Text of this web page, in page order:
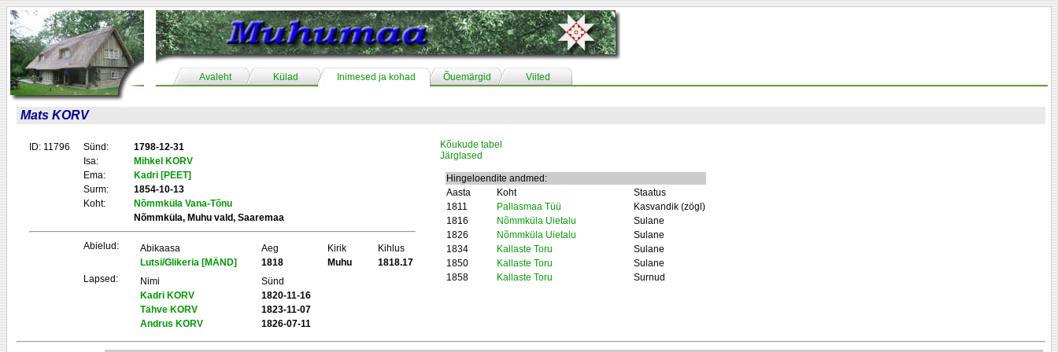
Avaleht Külad Inimesed ja kohad Õuemärgid Viited
Mats KORV
ID: 11796 Sünd:
1798-12-31
Isa:
Mihkel KORV
Ema:
Kadri [PEET]
Surm:
1854-10-13
Koht:
Nõmmküla Vana-Tõnu
Nõmmküla, Muhu vald, Saaremaa
Abielud: Abikaasa Aeg Kirik
Kihlus
Lutsi/Glikeria [MÄND]
1818 Muhu
1818.17
Lapsed:
Nimi
Sünd
Kadri KORV
1820-11-16
Tähve KORV
1823-11-07
Andrus KORV
1826-07-11
Kõukude tabel
Järglased
Hingeloendite andmed:
Aasta
Koht
Staatus
1811
Pallasmaa Tüü
Kasvandik (zögl)
1816
Nõmmküla Uietalu
Sulane
1826
Nõmmküla Uietalu
Sulane
1834
Kallaste Toru
Sulane
1850
Kallaste Toru
Sulane
1858
Kallaste Toru Surnud